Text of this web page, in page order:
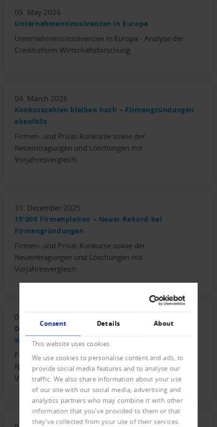
Consent Details About
This website uses cookies
We use cookies to personalise content and ads, to
provide social media features and to analyse our
traffic. We also share information about your use
of our site with our social media, advertising and
analytics partners who may combine it with other
information that you’ve provided to them or that
they’ve collected from your use of their services.
05. May 2026
Unternehmensinsolvenzen in Europa
Unternehmensinsolvenzen in Europa - Analyse der
Creditreform Wirtschaftsforschung
04. March 2026
Konkurszahlen bleiben hoch – Firmengründungen
ebenfalls
Firmen- und Privat-Konkurse sowie der
Neueintragungen und Löschungen mit
Vorjahresvergleich.
31. December 2025
15'000 Firmenpleiten – Neuer Rekord bei
Firmengründungen
Firmen- und Privat-Konkurse sowie der
Neueintragungen und Löschungen mit
Vorjahresvergleich.
09. September 2025
Die neue Normalität – 55 Firmenpleiten pro
Werktag
Firmen- und Privat-Konkurse sowie der
Neueintragungen und Löschungen mit
Vorjahresvergleich.